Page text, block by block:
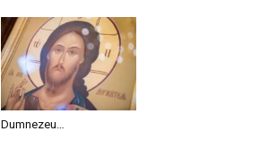
Dumnezeu…